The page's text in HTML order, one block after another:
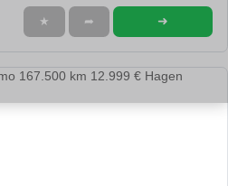
★ ➦ ➜